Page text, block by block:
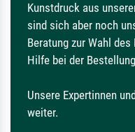
Kunstdruck aus
sind sich aber noch
Beratung zur Wahl
Hilfe bei der
Unsere Expertinnen
weiter.